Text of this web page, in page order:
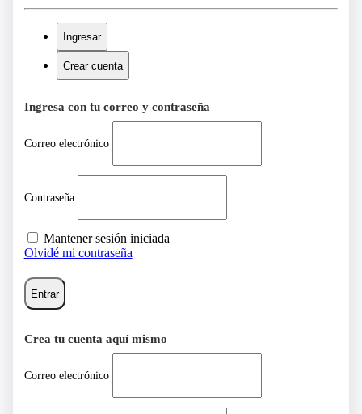
Ingresar
Crear cuenta
Ingresa con tu correo y contraseña
Correo electrónico
Contraseña
Mantener sesión iniciada
Olvidé mi contraseña
Entrar
Crea tu cuenta aquí mismo
Correo electrónico